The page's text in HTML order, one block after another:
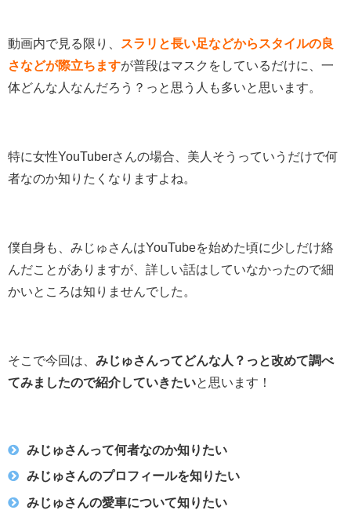
動画内で見る限り、
スラリと長い足などからスタイルの良
さなどが際立ちますが普段はマスクをしているだけに、一
体どんな人なんだろう？っと思う人も多いと思います。
特に女性YouTuberさんの場合、美人そうっていうだけで何
者なのか知りたくなりますよね。
僕自身も、みじゅさんはYouTubeを始めた頃に少しだけ絡
んだことがありますが、詳しい話はしていなかったので細
かいところは知りませんでした。
そこで今回は、 みじゅさんってどんな人？っと改めて調べ
てみましたので紹介していきたいと思います！
みじゅさんって何者なのか知りたい
みじゅさんのプロフィールを知りたい
みじゅさんの愛車について知りたい